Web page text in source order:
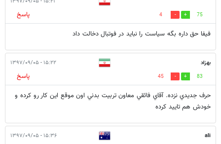
75
4
پاسخ
فیفا حق داره بگه سیاست را نباید در فوتبال دخالت داد
بهزاد ۱۵:۲۲ - ۱۳۹۷/۰۹/۰۵
83
45
پاسخ
حرف جديدي نزده. آقاي فائقي معاون تربيت بدني اون موقع اين كار رو كرده و
خودش هم تاييد كرده
ali ۱۵:۳۶ - ۱۳۹۷/۰۹/۰۵